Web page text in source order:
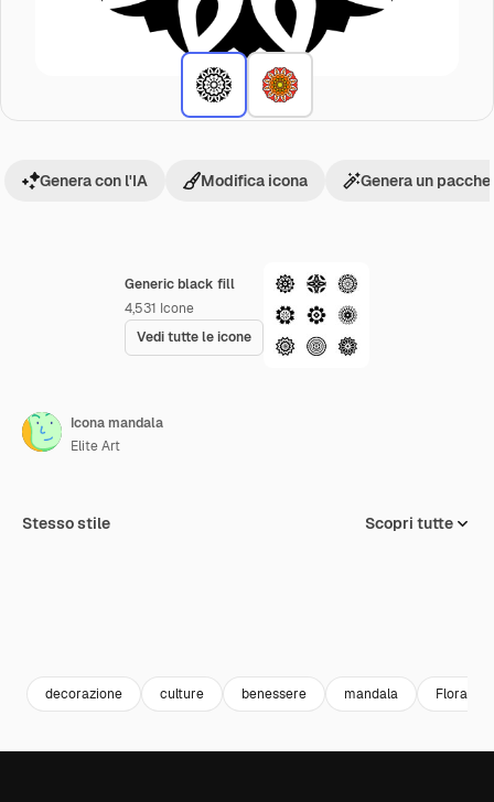
Generic black fill
4,531 Icone
Vedi tutte le icone
Genera con l'IA Modifica icona Genera un
Icona mandala
Elite Art
Stesso stile Scopri tutte
decorazione culture benessere mandala Floral